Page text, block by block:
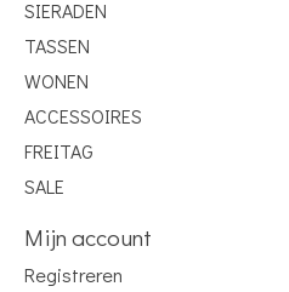
SIERADEN
TASSEN
WONEN
ACCESSOIRES
FREITAG
SALE
Mijn account
Registreren